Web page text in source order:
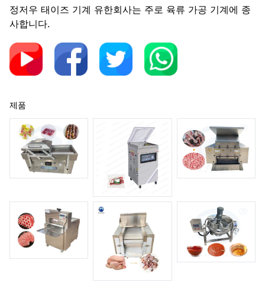
정저우 태이즈 기계 유한회사는 주로 육류 가공 기계에 종
사합니다.
제품